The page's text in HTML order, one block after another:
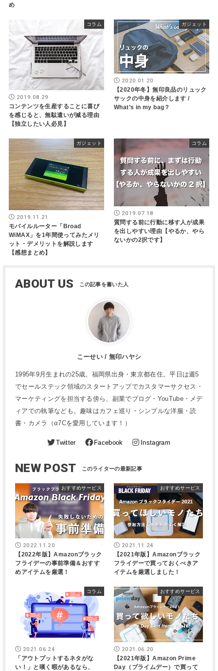
め
コラム
2019.08.29
コンテンツを生産することに喜び
を感じると、無駄遣いが減る理由
【独立したい人必見】
ガジェット
2020.01.20
【2020年冬】無印良品のリュック
サックの中身を紹介します /
What’s in my bag？
ガジェット
2019.11.21
モバイルルーター「Broad
WiMAX」を1年間使ってみたメリ
ット・デメリットを解説します
【感想まとめ】
コラム
2019.07.18
質問する前に行動に移す人が成果
を出しやすい理由【やるか、やら
ないかの2択です】
ABOUT US
こーせい / 無印ハヤシ
1995年9月生まれの25歳。福岡県出身・東京都在住。平日は週5
でセールステック領域のスタートアップでカスタマーサクセス・
マーケティングを担当する傍ら、副業でブログ・YouTube・メデ
ィアでの執筆なども。趣味はカフェ巡り・シンプルな洋服・読
書・カメラ（α7Cを愛用しています！）
Twitter Facebook Instagram
NEW POST
おすすめサービス
2022.11.20
【2022年版】Amazonブラック
フライデーの事前準備＆おすす
めアイテムを厳選！
おすすめサービス
2021.11.24
【2021年版】Amazonブラック
フライデーで買っておくべきア
イテムを厳選しました！
コラム
2021.06.24
「アウトプットするネタがな
い！」と嘆く暇があるなら、
おすすめサービス
2021.06.20
【2021年版】Amazon Prime
Day（プライムデー）で買って